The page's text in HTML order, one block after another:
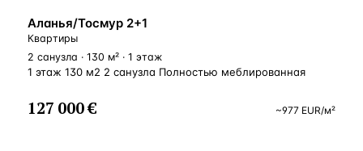
ВНЖ
Аланья/Тосмур 2+1
Квартиры
2 санузла · 130 м² · 1 этаж
1 этаж 130 м2 2 санузла Полностью меблированная
127 000 € ~977 EUR/м²